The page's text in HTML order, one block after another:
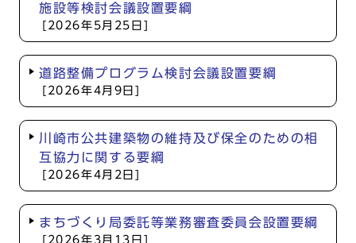
施設等検討会議設置要綱
[2026年5月25日]
道路整備プログラム検討会議設置要綱
[2026年4月9日]
川崎市公共建築物の維持及び保全のための相
互協力に関する要綱
[2026年4月2日]
まちづくり局委託等業務審査委員会設置要綱
[2026年3月13日]